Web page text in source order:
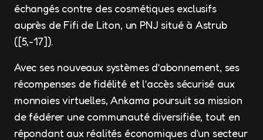
échangés contre des cosmétiques exclusifs
auprès de Fifi de Liton, un PNJ situé à Astrub
([5,-17]).
Avec ses nouveaux systèmes d’abonnement, ses
récompenses de fidélité et l’accès sécurisé aux
monnaies virtuelles, Ankama poursuit sa mission
de fédérer une communauté diversifiée, tout en
répondant aux réalités économiques d’un secteur